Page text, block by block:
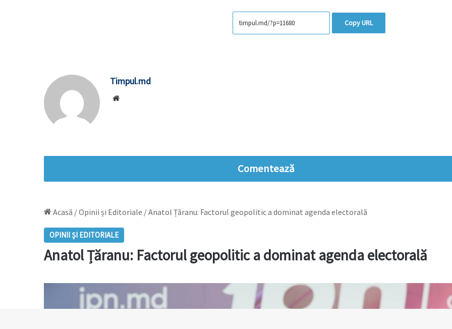
Copy URL
Timpul.md
Comentează